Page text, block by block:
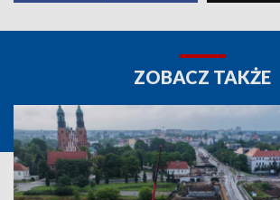
ZOBACZ TAKŻE